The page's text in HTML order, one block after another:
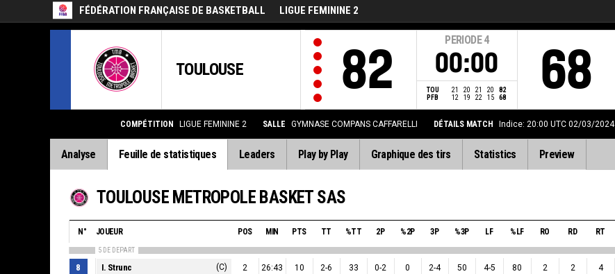
FÉDÉRATION FRANÇAISE DE BASKETBALL LIGUE FEMININE 2
TOULOUSE 82
PERIODE 4
00:00
TOU 21 20 21 20
82
PFB
12 19 22 15 68 68
COMPÉTITION LIGUE FEMININE 2 SALLE GYMNASE COMPANS CAFFARELLI DÉTAILS MATCH Indice: 20:00 UTC 02/03/2024
Analyse Feuille de statistiques Leaders Play by Play Graphique des tirs Statistics Preview
TOULOUSE METROPOLE BASKET SAS
N° JOUEUR POS MIN PTS TT %TT 2P %2P 3P %3P LF %LF RO RD RT
5 DE DEPART
8 I. Strunc (C) 2 26:43 10 2-6 33 0-2 0 2-4 50 4-5 80 2 2 4